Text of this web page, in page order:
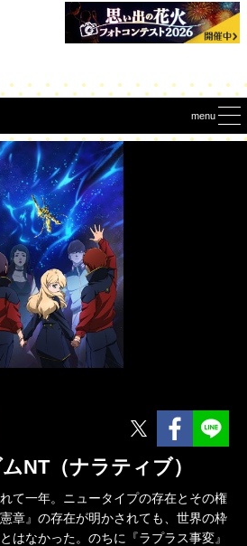
menu
NT（ナラティブ）
て一年。ニュータイプの存在とその権
章』の存在が明かされても、世界の枠
はなかった。のちに『ラプラス事変』
Facebook
Twitter